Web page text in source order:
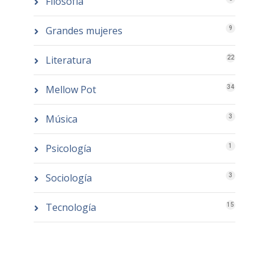
Grandes mujeres 9
Literatura 22
Mellow Pot 34
Música 3
Psicología 1
Sociología 3
Tecnología 15